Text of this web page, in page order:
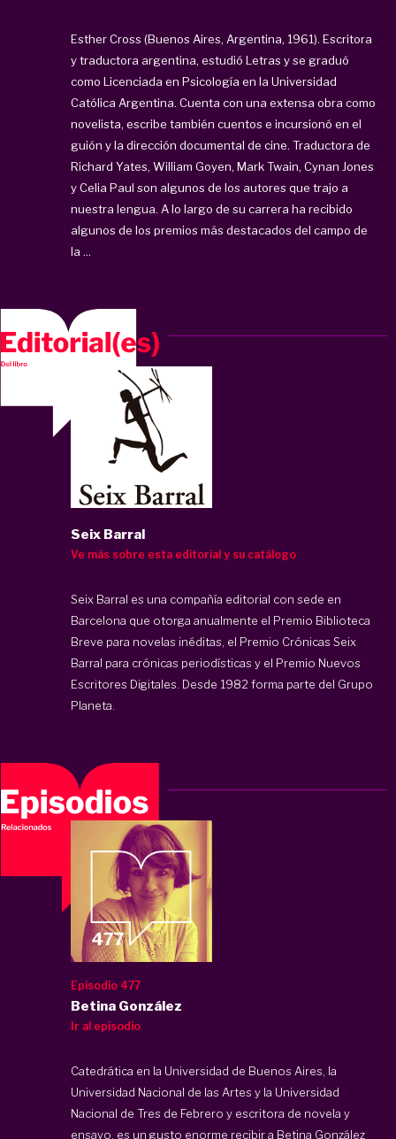
Esther Cross (Buenos Aires, Argentina, 1961). Escritora
y traductora argentina, estudió Letras y se graduó
como Licenciada en Psicología en la Universidad
Católica Argentina. Cuenta con una extensa obra como
novelista, escribe también cuentos e incursionó en el
guión y la dirección documental de cine. Traductora de
Richard Yates, William Goyen, Mark Twain, Cynan Jones
y Celia Paul son algunos de los autores que trajo a
nuestra lengua. A lo largo de su carrera ha recibido
algunos de los premios más destacados del campo de
la ...
Seix Barral
Ve más sobre esta editorial y su catálogo
Seix Barral es una compañía editorial con sede en
Barcelona que otorga anualmente el Premio Biblioteca
Breve para novelas inéditas, el Premio Crónicas Seix
Barral para crónicas periodísticas y el Premio Nuevos
Escritores Digitales. Desde 1982 forma parte del Grupo
Planeta.
Episodio 477
Betina González
Ir al episodio
Catedrática en la Universidad de Buenos Aires, la
Universidad Nacional de las Artes y la Universidad
Nacional de Tres de Febrero y escritora de novela y
ensayo, es un gusto enorme recibir a Betina González